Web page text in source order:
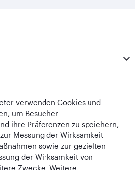
verwenden Cookies und
um Besucher
ihre Präferenzen zu speichern,
Messung der Wirksamkeit
sowie zur gezielten
der Wirksamkeit von
Zwecke. Weitere